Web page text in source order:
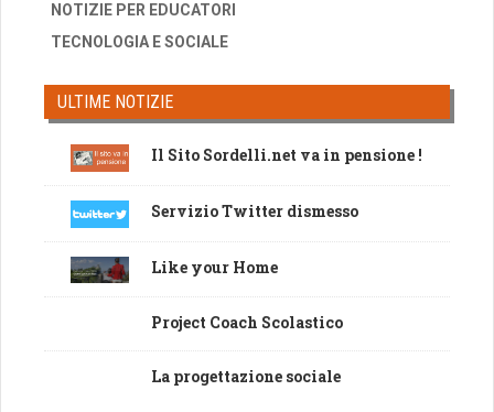
NOTIZIE PER EDUCATORI
TECNOLOGIA E SOCIALE
ULTIME NOTIZIE
Il Sito Sordelli.net va in pensione !
Servizio Twitter dismesso
Like your Home
Project Coach Scolastico
La progettazione sociale